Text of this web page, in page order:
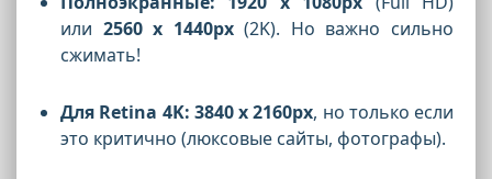
или 2560 x 1440px(2K). Но важно сильно
сжимать!
Для Retina 4K: 3840 x 2160px, но только если
это критично (люксовые сайты, фотографы).